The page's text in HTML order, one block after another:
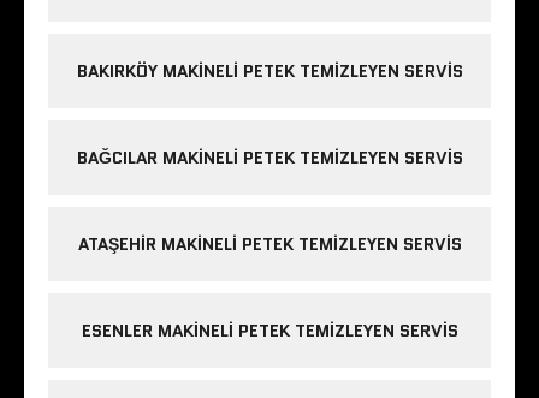
BAKIRKÖY MAKINELI PETEK TEMIZLEYEN SERVIS
BAĞCILAR MAKINELI PETEK TEMIZLEYEN SERVIS
ATAŞEHIR MAKINELI PETEK TEMIZLEYEN SERVIS
ESENLER MAKINELI PETEK TEMIZLEYEN SERVIS